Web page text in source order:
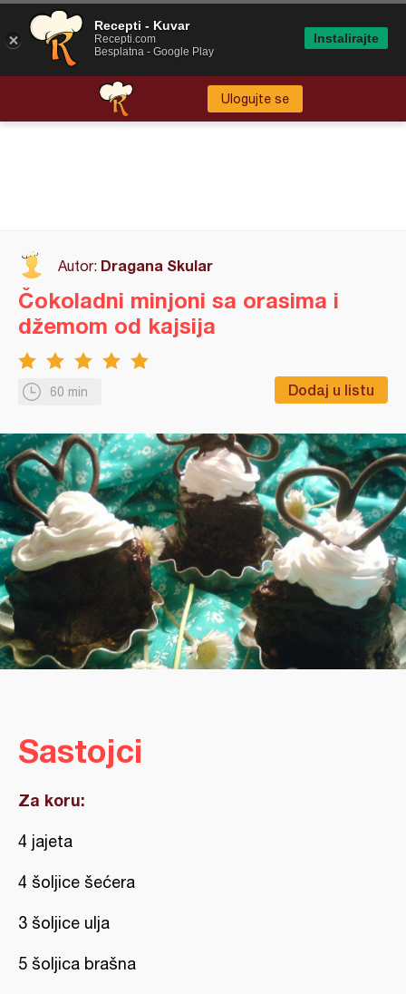
Ulogujte se
Autor: Dragana Skular
60 min Dodaj u listu
Čokoladni minjoni sa orasima i
džemom od kajsija
Sastojci
Za koru:
4 jajeta
4 šoljice šećera
3 šoljice ulja
5 šoljica brašna
Recepti - Kuvar
Recepti.com
Besplatna - Google Play
Instalirajte